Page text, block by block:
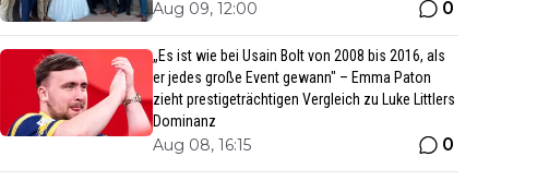
Aug 09, 12:00 0
„Es ist wie bei Usain Bolt von 2008 bis 2016, als
er jedes große Event gewann" – Emma Paton
zieht prestigeträchtigen Vergleich zu Luke Littlers
Dominanz
Aug 08, 16:15 0